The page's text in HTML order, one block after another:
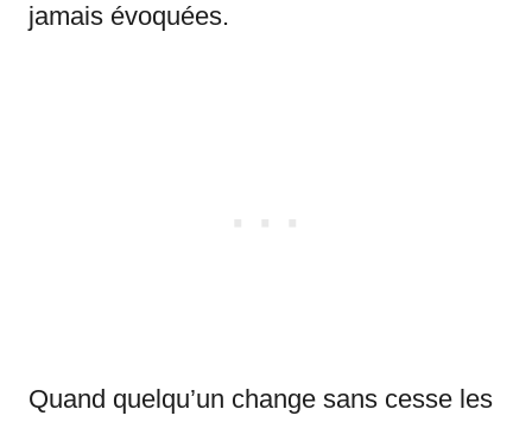
jamais évoquées.
Quand quelqu’un change sans cesse les